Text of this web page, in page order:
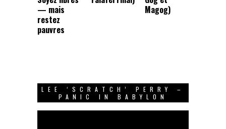
— mais
restez
pauvres
Magog)
LEE ‘SCRATCH’ PERRY –
PANIC IN BABYLON